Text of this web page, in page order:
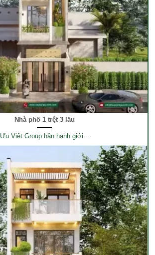
Nhà phố 1 trệt 3 lầu
Ưu Việt Group hân hạnh giới ..